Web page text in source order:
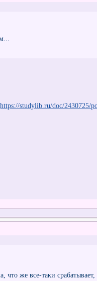
https://studylib.ru/doc/2430725/
же все-таки срабатывает,